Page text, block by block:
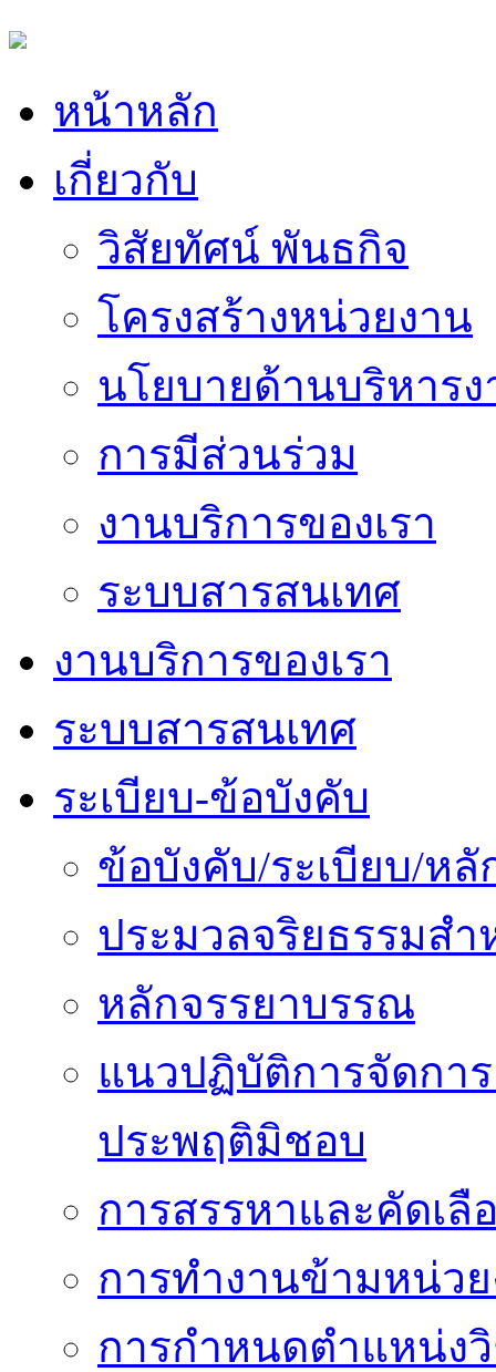
หน้าหลัก
เกี่ยวกับ
วิสัยทัศน์ พันธกิจ
โครงสร้างหน่วยงาน
นโยบายด้านบริหาร
การมีส่วนร่วม
งานบริการของเรา
ระบบสารสนเทศ
งานบริการของเรา
ระบบสารสนเทศ
ระเบียบ-ข้อบังคับ
ข้อบังคับ/ระเบียบ/ห
ประมวลจริยธรรมส
หลักจรรยาบรรณ
แนวปฏิบัติการจัดการ
ประพฤติมิชอบ
การสรรหาและคัดเลื
การทำงานข้ามหน่ว
การกำหนดตำแหน่ง